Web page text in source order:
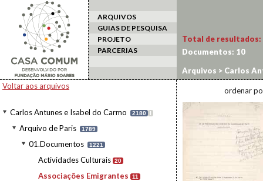
ARQUIVOS
GUIAS DE PESQUISA
PROJETO
PARCERIAS
Voltar aos arquivos
Carlos Antunes e Isabel do Carmo 2180 I
Arquivo de Paris 1789
01.Documentos 1221
Actividades Culturais 20
Associações Emigrantes 11
Total de resultados:
Documentos: 10
Arquivos > Carlos
Emigrantes
ordenar